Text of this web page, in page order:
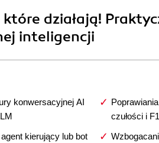
działają!
inteligencji
konwersacyjnej AI
kierujący lub bot
czułości i